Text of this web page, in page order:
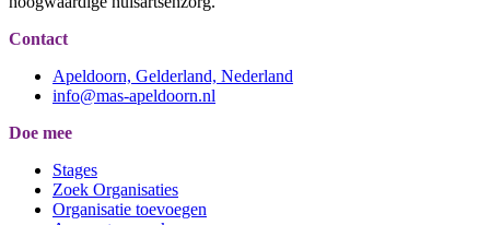
Contact
Apeldoorn, Gelderland, Nederland
info@mas-apeldoorn.nl
Doe mee
Stages
Zoek Organisaties
Organisatie toevoegen